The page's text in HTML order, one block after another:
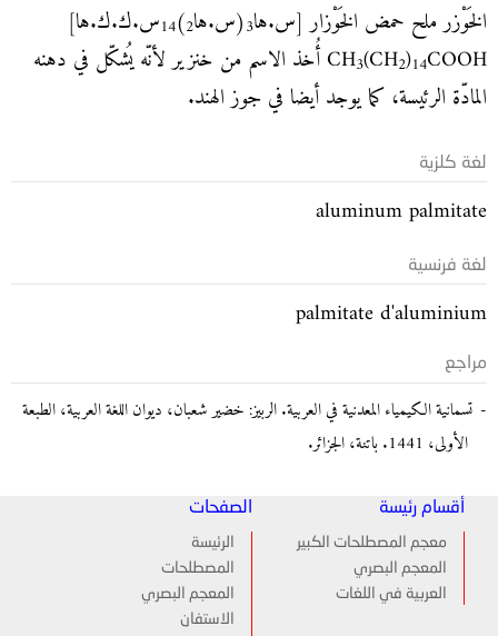
الخَوْزر ملح حمض الخَوْزار [س.ها3(س.ها2
)
14س.ك.ك.ها]
CH3(CH2)14
COOH أُخذ الاسم من خنزير لأنّه يُشكّل في دهنه
المادّة الرئيسة، كما يوجد أيضا في جوز الهند.
لغة كلزية
aluminum palmitate
لغة فرنسية
palmitate d'aluminium
مراجع
تسمانية الكيمياء المعدنية في العربية. الربيز: خضير شعبان، ديوان اللغة العربية، الطبعة
الأولى، 1441. باتنة، الجزائر.
أقسام رئيسة
معجم المصطلحات الكبير
المعجم البصري
العربية في اللغات
الصفحات
الرئيسة
المصطلحات
المعجم البصري
الاستفان